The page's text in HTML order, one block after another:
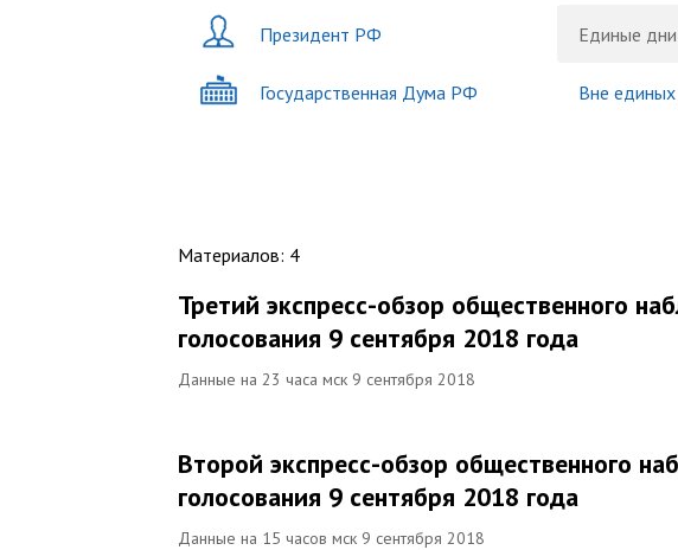
Президент РФ
Государственная Дума РФ
Единые дни
Вне единых
Материалов: 4
Третий экспресс-обзор общественного
голосования 9 сентября 2018 года
Данные на 23 часа мск 9 сентября 2018
Второй экспресс-обзор общественного
голосования 9 сентября 2018 года
Данные на 15 часов мск 9 сентября 2018